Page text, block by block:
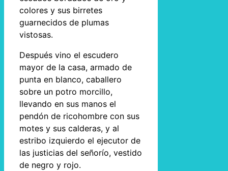
colores y sus birretes
guarnecidos de plumas
vistosas.
Después vino el escudero
mayor de la casa, armado de
punta en blanco, caballero
sobre un potro morcillo,
llevando en sus manos el
pendón de ricohombre con sus
motes y sus calderas, y al
estribo izquierdo el ejecutor de
las justicias del señorío, vestido
de negro y rojo.